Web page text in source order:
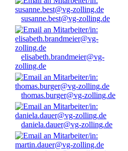
susanne.best@vg-zolling.de
elisabeth.brandmeier@vg-
zolling.de
thomas.burger@vg-zolling.de
daniela.dauer@vg-zolling.de